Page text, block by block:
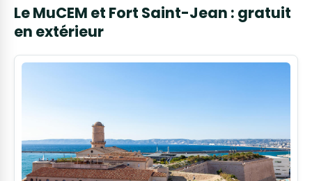
Le MuCEM et Fort Saint-Jean : gratuit
en extérieur